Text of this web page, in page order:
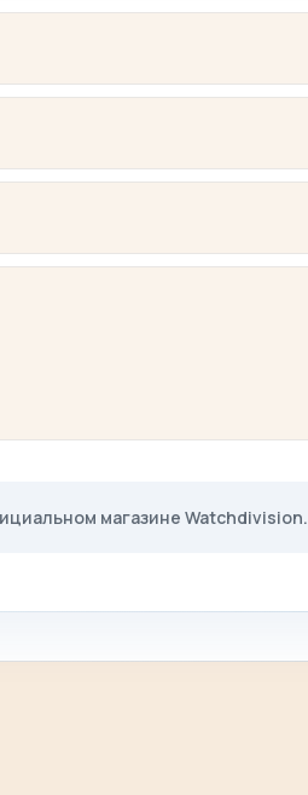
магазине Watchdivision.